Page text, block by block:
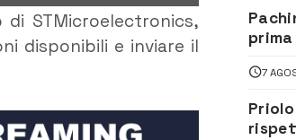
STMicroelectronics,
disponibili e inviare il
7